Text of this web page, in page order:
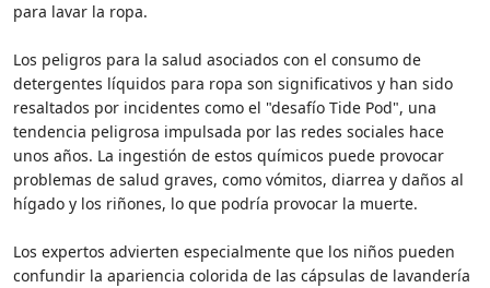
para lavar la ropa.
Los peligros para la salud asociados con el consumo de
detergentes líquidos para ropa son significativos y han sido
resaltados por incidentes como el "desafío Tide Pod", una
tendencia peligrosa impulsada por las redes sociales hace
unos años. La ingestión de estos químicos puede provocar
problemas de salud graves, como vómitos, diarrea y daños al
hígado y los riñones, lo que podría provocar la muerte.
Los expertos advierten especialmente que los niños pueden
confundir la apariencia colorida de las cápsulas de lavandería